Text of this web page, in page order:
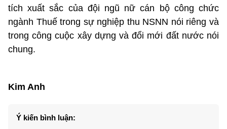
tích xuất sắc của đội ngũ nữ cán bộ công chức
ngành Thuế trong sự nghiệp thu NSNN nói riêng và
trong công cuộc xây dựng và đổi mới đất nước nói
chung.
Kim Anh
Ý kiến bình luận: